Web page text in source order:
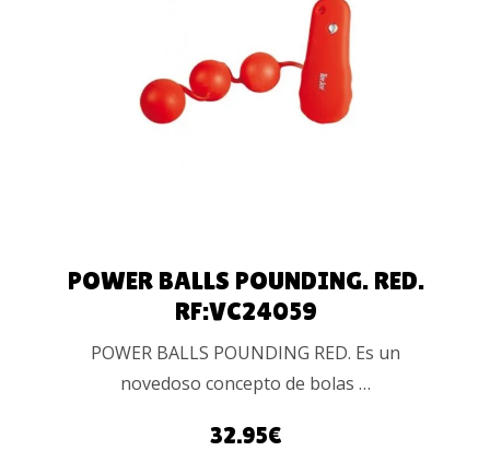
CARRITO
POWER BALLS POUNDING. RED.
RF:VC24059
POWER BALLS POUNDING RED. Es un
novedoso concepto de bolas …
32.95€